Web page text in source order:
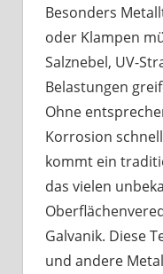
Besonders
oder Klampen
Salznebel, UV-
Belastungen
Ohne
Korrosion
kommt ein
das vielen
Galvanik. Diese
und andere